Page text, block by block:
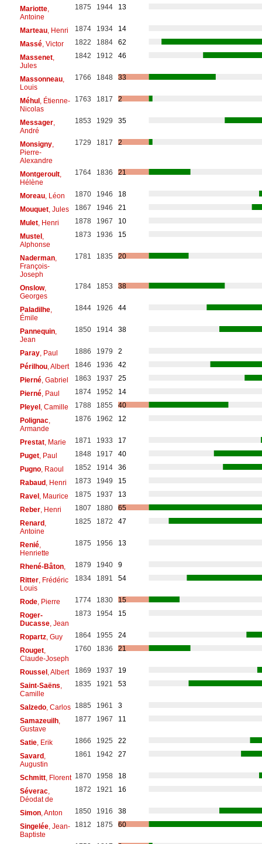
Mariotte,
Antoine
1875 1944 13
Marteau, Henri 1874 1934
14
Massé, Victor 1822 1884
62
Massenet,
Jules
1842 1912 46
Massonneau,
Louis
1766 1848 33
Méhul, Étienne-
Nicolas
1763 1817 2
Messager,
André
1853 1929 35
Monsigny,
Pierre-
Alexandre
1729 1817 2
Montgeroult,
Hélène
1764 1836 21
Moreau, Léon 1870 1946
18
Mouquet, Jules 1867 1946
21
Mulet, Henri 1878 1967
10
Mustel,
Alphonse
1873 1936 15
Naderman,
François-
Joseph
1781 1835 20
Onslow,
Georges
1784 1853 38
Paladilhe,
Émile
1844 1926 44
Pannequin,
Jean
1850 1914 38
Paray, Paul 1886 1979
2
Périlhou, Albert 1846 1936
42
Pierné, Gabriel 1863 1937
25
Pierné, Paul 1874 1952
14
Pleyel, Camille 1788 1855
40
Polignac,
Armande
1876 1962 12
Prestat, Marie 1871 1933
17
Puget, Paul 1848 1917
40
Pugno, Raoul 1852 1914
36
Rabaud, Henri 1873 1949
15
Ravel, Maurice 1875 1937
13
Reber, Henri 1807 1880
65
Renard,
Antoine
1825 1872 47
Renié,
Henriette
1875 1956 13
Rhené-Bâton, 1879 1940
9
Ritter, Frédéric
Louis
1834 1891 54
Rode, Pierre 1774 1830
15
Roger-
Ducasse, Jean
1873 1954 15
Ropartz, Guy 1864 1955
24
Rouget,
Claude-Joseph
1760 1836 21
Roussel, Albert 1869 1937
19
Saint-Saëns
Camille
1835 1921 53
Salzedo, Carlos 1885 1961
3
Samazeuilh,
Gustave
1877 1967 11
Satie, Erik 1866 1925
22
Savard,
Augustin
1861 1942 27
Schmitt, Florent 1870 1958
18
Séverac,
Déodat de
1872 1921 16
Simon, Anton 1850 1916
38
Singelée, Jean-
Baptiste
1812 1875 60